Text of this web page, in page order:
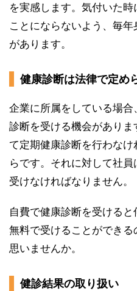
を実感します。気付いた
ことにならないよう、毎
があります。
健康診断は法律で定め
企業に所属をしている場
診断を受ける機会があり
て定期健康診断を行わな
らです。それに対して社
受けなければなりません。
自費で健康診断を受けると
無料で受けることができ
思いませんか。
健診結果の取り扱い